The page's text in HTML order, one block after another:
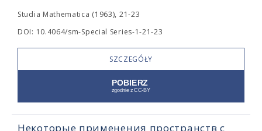
Studia Mathematica (1963), 21-23
DOI: 10.4064/sm-Special Series-1-21-23
SZCZEGÓŁY
Некоторые применения пространств с